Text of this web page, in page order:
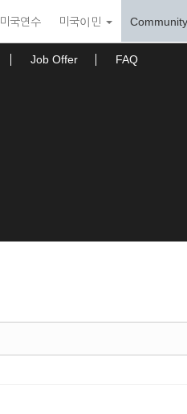
미국연수 미국이민 Community
Job Offer FAQ